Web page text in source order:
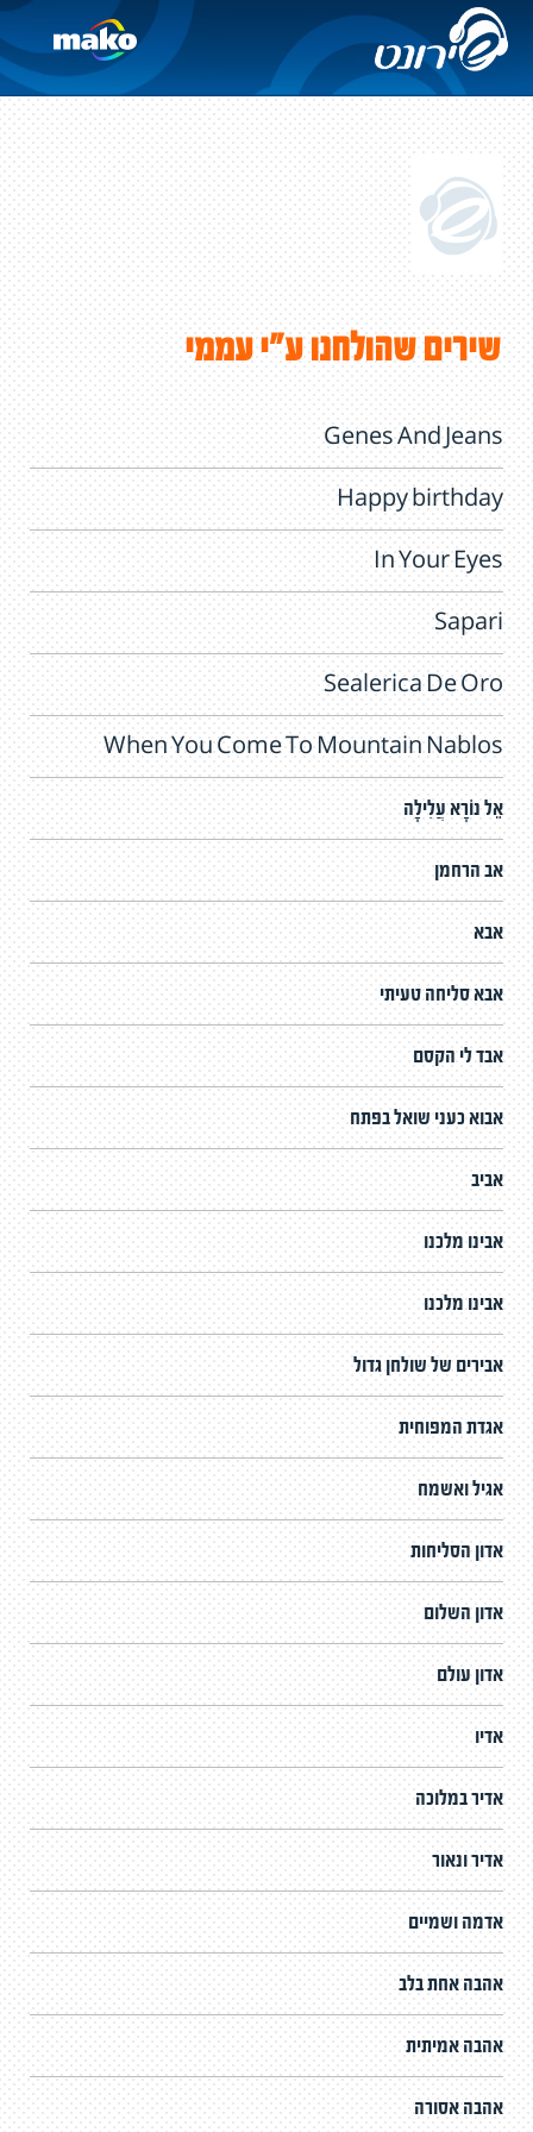
שירים שהולחנו ע"י עממי
Genes And Jeans
Happy birthday
In Your Eyes
Sapari
Sealerica De Oro
When You Come To Mountain Nablos
אֵל נוֹרָא עֲלִילָה
אב הרחמן
אבא
אבא סליחה טעיתי
אבד לי הקסם
אבוא כעני שואל בפתח
אביב
אבינו מלכנו
אבינו מלכנו
אבירים של שולחן גדול
אגדת המפוחית
אגיל ואשמח
אדון הסליחות
אדון השלום
אדון עולם
אדיו
אדיר במלוכה
אדיר ונאור
אדמה ושמיים
אהבה אחת בלב
אהבה אמיתית
אהבה אסורה